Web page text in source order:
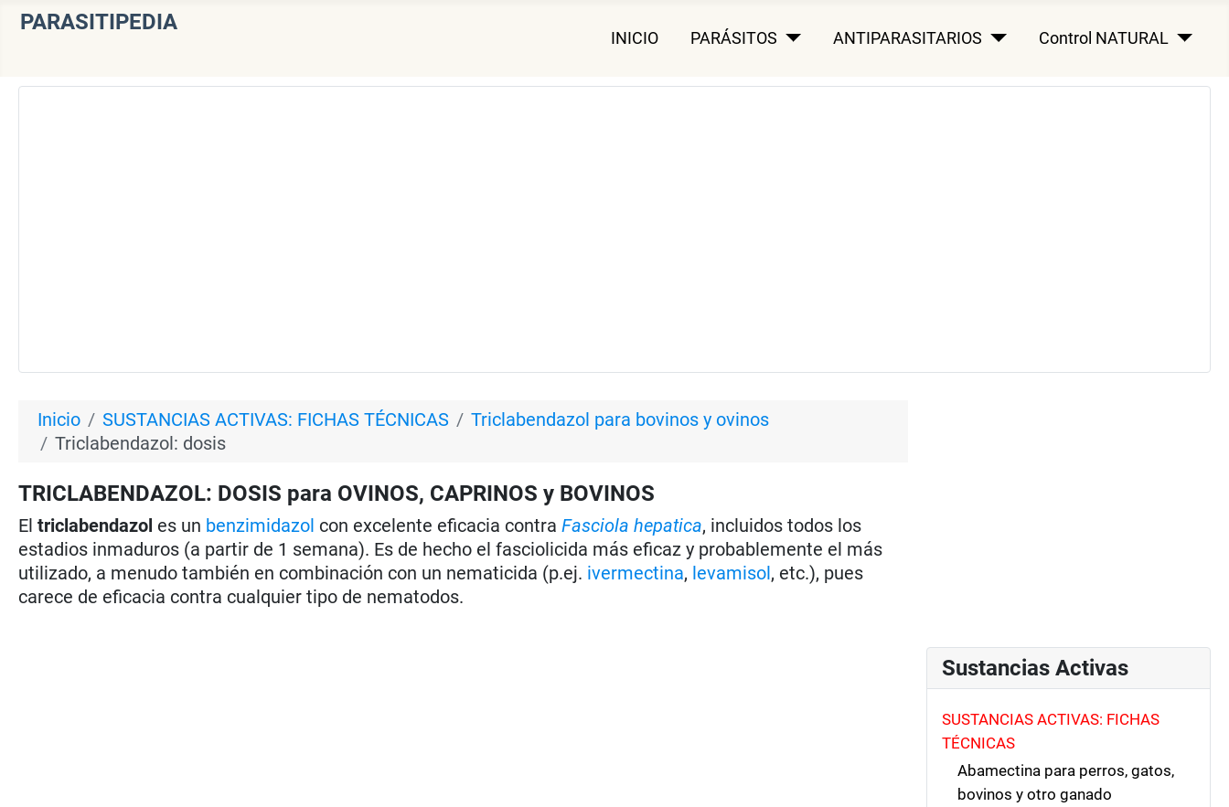
PARASITIPEDIA
INICIO PARÁSITOS ANTIPARASITARIOS Control NATURAL
Inicio SUSTANCIAS ACTIVAS: FICHAS TÉCNICAS
Triclabendazol para bovinos y ovinos
Triclabendazol: dosis
TRICLABENDAZOL: DOSIS para OVINOS, CAPRINOS y BOVINOS
Eltriclabendazol es un benzimidazol con excelente eficacia contraFasciola hepatica, incluidos todos los
estadios inmaduros (a partir de 1 semana). Es de hecho el fasciolicida más eficaz y probablemente el más
utilizado, a menudo también en combinación con un nematicida (p.ej. ivermectina, levamisol, etc.), pues
carece de eficacia contra cualquier tipo de nematodos.
Sustancias Activas
SUSTANCIAS ACTIVAS: FICHAS
TÉCNICAS
Abamectina para perros, gatos,
bovinos y otro ganado